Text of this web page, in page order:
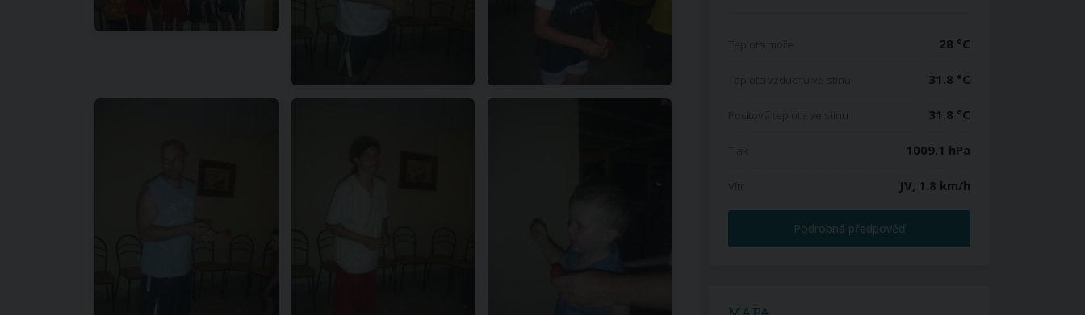
28 °C
31.8 °C
31.8 °C
1009.1 hPa
JV, 1.8 km/h
Podrobná předpověď